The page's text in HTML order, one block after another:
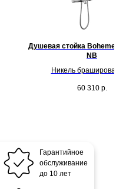
Душевая стойка Boheme
NB
Никель
60 310 р.
Гарантийное
обслуживание
до 10 лет